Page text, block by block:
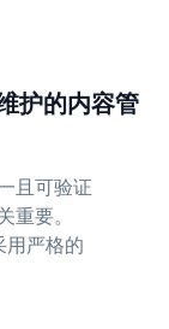
护的内容管
且可验证
要。
用严格的